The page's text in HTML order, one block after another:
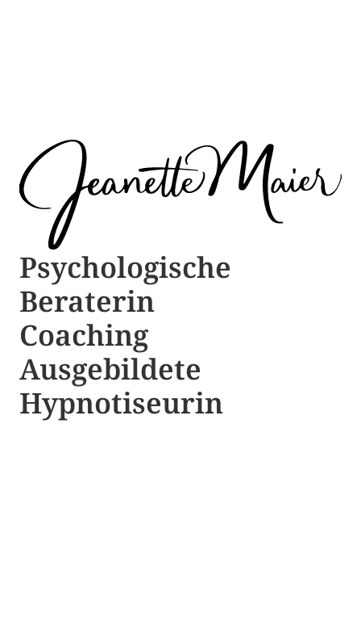
Psychologische ​​
Beraterin
Coaching
Ausgebildete​ ​
Hypnotiseurin